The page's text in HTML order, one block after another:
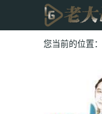
您当前的位置：